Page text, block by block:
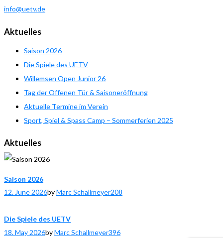
info@uetv.de
Aktuelles
Saison 2026
Die Spiele des UETV
Willemsen Open Junior 26
Tag der Offenen Tür & Saisoneröffnung
Aktuelle Termine im Verein
Sport, Spiel & Spass Camp – Sommerferien 2025
Aktuelles
Saison 2026
12. June 2026byMarc Schallmeyer208
Die Spiele des UETV
18. May 2026byMarc Schallmeyer396